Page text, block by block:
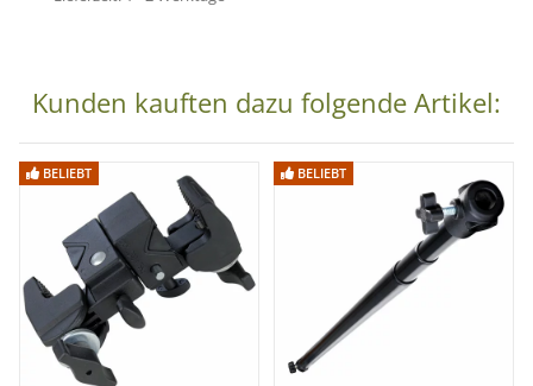
Kunden kauften dazu folgende Artikel:
BELIEBT BELIEBT